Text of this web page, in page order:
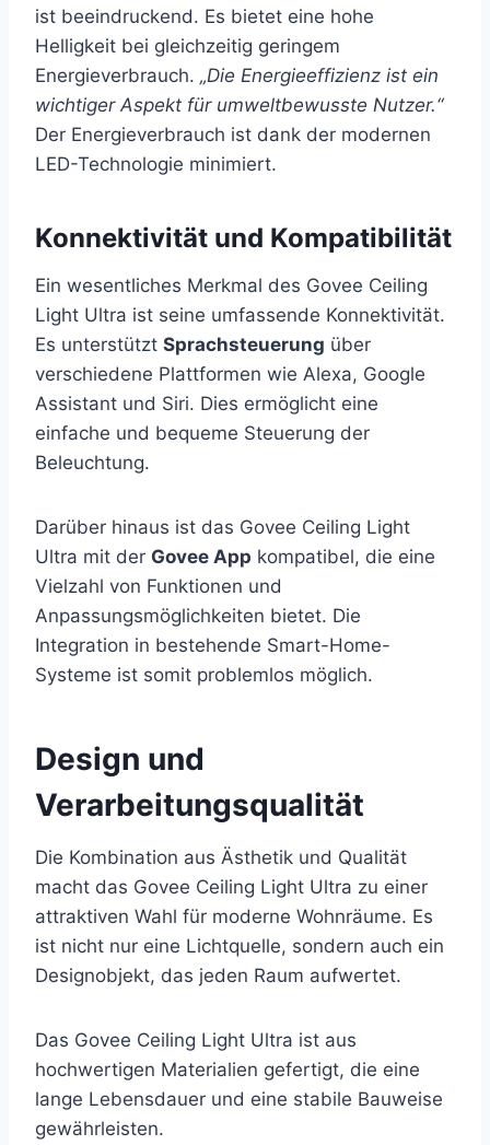
ist beeindruckend. Es bietet eine hohe
Helligkeit bei gleichzeitig geringem
Energieverbrauch. „Die Energieeffizienz ist ein
wichtiger Aspekt für umweltbewusste Nutzer.“
Der Energieverbrauch ist dank der modernen
LED-Technologie minimiert.
Konnektivität und Kompatibilität
Ein wesentliches Merkmal des Govee Ceiling
Light Ultra ist seine umfassende Konnektivität.
Es unterstützt Sprachsteuerung über
verschiedene Plattformen wie Alexa, Google
Assistant und Siri. Dies ermöglicht eine
einfache und bequeme Steuerung der
Beleuchtung.
Darüber hinaus ist das Govee Ceiling Light
Ultra mit der Govee App kompatibel, die eine
Vielzahl von Funktionen und
Anpassungsmöglichkeiten bietet. Die
Integration in bestehende Smart-Home-
Systeme ist somit problemlos möglich.
Design und
Verarbeitungsqualität
Die Kombination aus Ästhetik und Qualität
macht das Govee Ceiling Light Ultra zu einer
attraktiven Wahl für moderne Wohnräume. Es
ist nicht nur eine Lichtquelle, sondern auch ein
Designobjekt, das jeden Raum aufwertet.
Das Govee Ceiling Light Ultra ist aus
hochwertigen Materialien gefertigt, die eine
lange Lebensdauer und eine stabile Bauweise
gewährleisten.